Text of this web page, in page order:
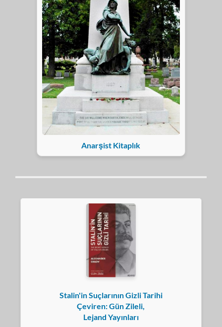
Anarşist Kitaplık
Stalin'in Suçlarının Gizli Tarihi
Çeviren: Gün Zileli,
Lejand Yayınları